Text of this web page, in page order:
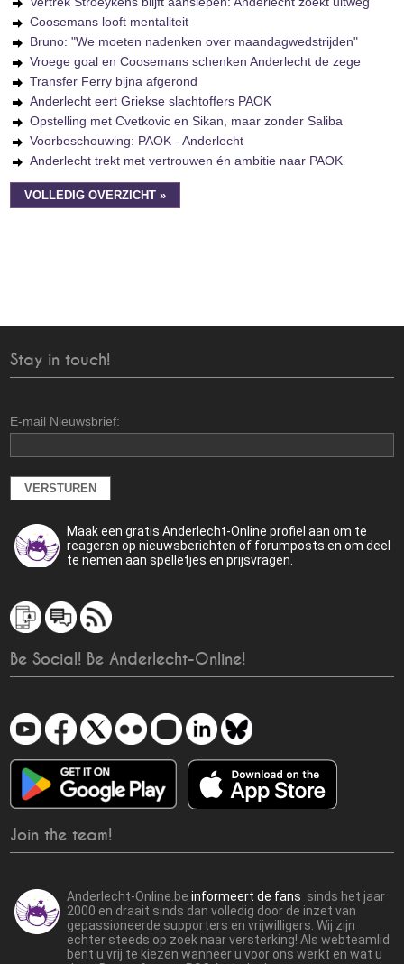
Coosemans looft mentaliteit
Bruno: "We moeten nadenken over maandagwedstrijden"
Vroege goal en Coosemans schenken Anderlecht de zege
Transfer Ferry bijna afgerond
Anderlecht eert Griekse slachtoffers PAOK
Opstelling met Cvetkovic en Sikan, maar zonder Saliba
Voorbeschouwing: PAOK - Anderlecht
Anderlecht trekt met vertrouwen én ambitie naar PAOK
VOLLEDIG OVERZICHT »
Stay in touch!
E-mail Nieuwsbrief:
Maak een gratis Anderlecht-Online profiel aan om te
reageren op nieuwsberichten of forumposts en om deel
te nemen aan spelletjes en prijsvragen.
Be Social! Be Anderlecht-Online!
Join the team!
Anderlecht-Online.beinformeert de fans sinds het jaar
2000 en draait sinds dan volledig door de inzet van
gepassioneerde supporters en vrijwilligers. Wij zijn
echter steeds op zoek naar versterking! Als webteamlid
bent u vrij te kiezen wanneer u voor ons werkt en wat u